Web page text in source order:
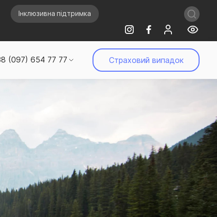
Інклюзивна підтримка
(097) 654 77 77 Страховий випадок